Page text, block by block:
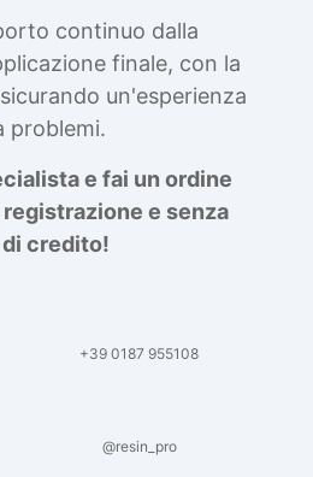
continuo dalla
finale, con la
un'esperienza
problemi.
e fai un ordine
e senza
credito!
+39 0187 955108
@resin_pro